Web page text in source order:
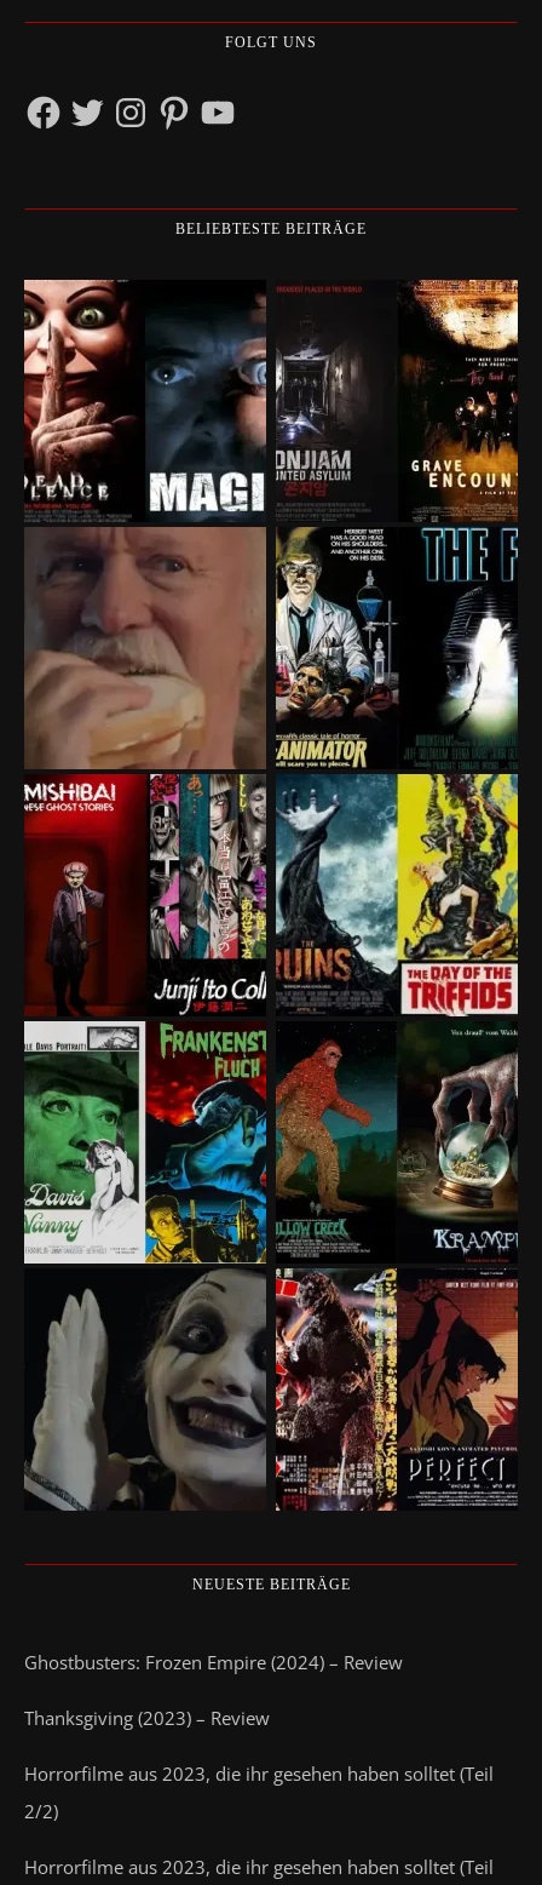
FOLGT UNS
Facebook
TwitterInstagramPinterestYouTube
BELIEBTESTE BEITRÄGE
NEUESTE BEITRÄGE
Ghostbusters: Frozen Empire (2024) – Review
Thanksgiving (2023) – Review
Horrorfilme aus 2023, die ihr gesehen haben solltet (Teil
2/2)
Horrorfilme aus 2023, die ihr gesehen haben solltet (Teil